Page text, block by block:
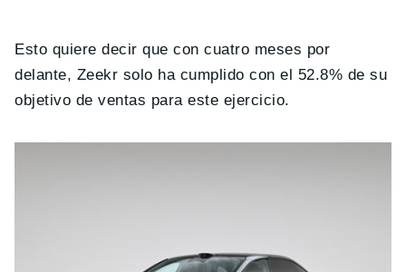
Esto quiere decir que con cuatro meses por
delante, Zeekr solo ha cumplido con el 52.8% de su
objetivo de ventas para este ejercicio.